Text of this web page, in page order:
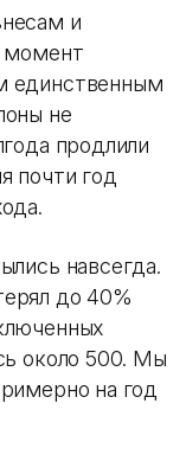
и
момент
единственным
не
продлили
почти год
навсегда.
до 40%
около 500. Мы
на год